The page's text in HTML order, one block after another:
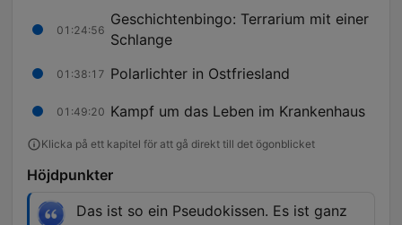
01:24:56
Geschichtenbingo: Terrarium mit einer
Schlange
01:38:17 Polarlichter in Ostfriesland
01:49:20 Kampf um das Leben im Krankenhaus
Klicka på ett kapitel för att gå direkt till det ögonblicket
Höjdpunkter
Das ist so ein Pseudokissen. Es ist ganz